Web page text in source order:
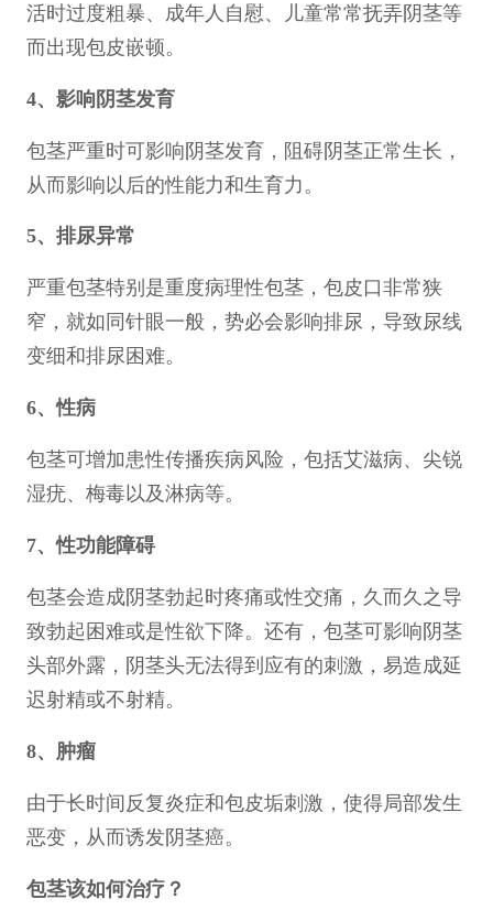
活时过度粗暴、成年人自慰、儿童常常抚弄阴茎等
而出现包皮嵌顿。
4、影响阴茎发育
包茎严重时可影响阴茎发育，阻碍阴茎正常生长，
从而影响以后的性能力和生育力。
5、排尿异常
严重包茎特别是重度病理性包茎，包皮口非常狭
窄，就如同针眼一般，势必会影响排尿，导致尿线
变细和排尿困难。
6、性病
包茎可增加患性传播疾病风险，包括艾滋病、尖锐
湿疣、梅毒以及淋病等。
7、性功能障碍
包茎会造成阴茎勃起时疼痛或性交痛，久而久之导
致勃起困难或是性欲下降。还有，包茎可影响阴茎
头部外露，阴茎头无法得到应有的刺激，易造成延
迟射精或不射精。
8、肿瘤
由于长时间反复炎症和包皮垢刺激，使得局部发生
恶变，从而诱发阴茎癌。
包茎该如何治疗？